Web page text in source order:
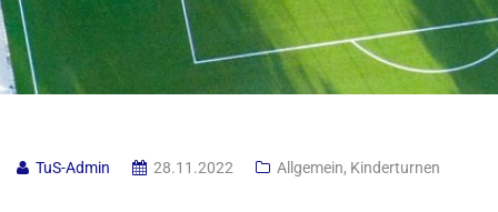
TuS-Admin 28.11.2022 Allgemein, Kinderturnen